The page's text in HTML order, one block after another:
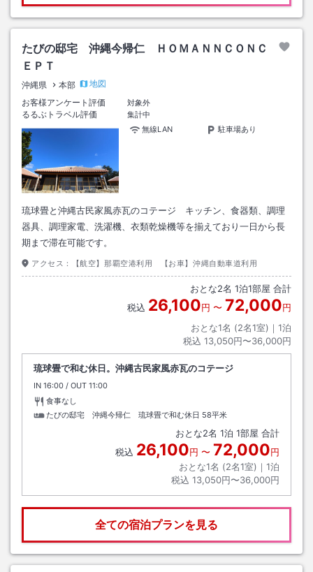
たびの邸宅 沖縄今帰仁 ＨＯＭＡＮＮＣＯＮＣ
ＥＰＴ
沖縄県 本部
地図
お客様アンケート評価
対象外
るるぶトラベル評価
集計中
無線LAN
駐車場あり
琉球畳と沖縄古民家風赤瓦のコテージ キッチン、食器類、調理
器具、調理家電、洗濯機、衣類乾燥機等を揃えており一日から長
期まで滞在可能です。
アクセス： 【航空】那覇空港利用 【お車】沖縄自動車道利用
おとな2名 1泊1部屋 合計
税込 26,100円 〜 72,000円
おとな1名 (2名1室)｜ 1泊
税込 13,050円〜36,000円
琉球畳で和む休日。沖縄古民家風赤瓦のコテージ
IN チェックイン
16:00 / OUT チェックアウト
11:00
食事なし
たびの邸宅 沖縄今帰仁 琉球畳で和む休日 58平米
おとな2名 1泊 1部屋 合計
税込 26,100円 〜 72,000円
おとな1名 (2名1室)｜ 1泊
税込 13,050円〜36,000円
全ての宿泊プランを見る